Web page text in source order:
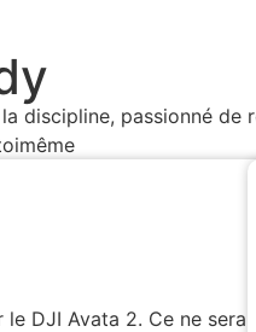
discipline, passionné
le DJI Avata 2. Ce ne